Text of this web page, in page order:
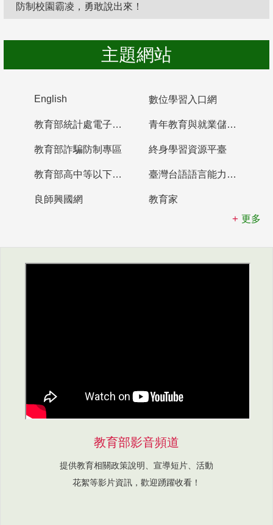
防制校園霸凌，勇敢說出來！
主題網站
English 數位學習入口網
教育部統計處電子書櫃 青年教育與就業儲蓄帳戶
教育部詐騙防制專區 終身學習資源平臺
教育部高中等以下學校及幼兒園教師資格檢定考試 臺灣台語語言能力認證網站
良師興國網
教育家
更多
教育部影音頻道
提供教育相關政策說明、宣導短片、活動
花絮等影片資訊，歡迎踴躍收看！